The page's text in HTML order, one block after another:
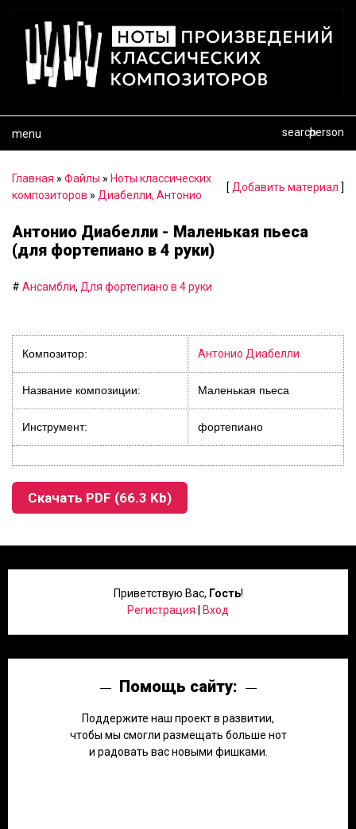
menu person
search
Главная » Файлы » Ноты классических
композиторов » Диабелли, Антонио
[ Добавить материал ]
Антонио Диабелли - Маленькая пьеса
(для фортепиано в 4 руки)
# Ансамбли, Для фортепиано в 4 руки
Композитор: Антонио Диабелли
Название композиции: Маленькая пьеса
Инструмент: фортепиано
Скачать PDF (66.3 Kb)
Приветствую Вас, Гость!
Регистрация
Вход
Помощь сайту:
Поддержите наш проект в развитии,
чтобы мы смогли размещать больше нот
и радовать вас новыми фишками.